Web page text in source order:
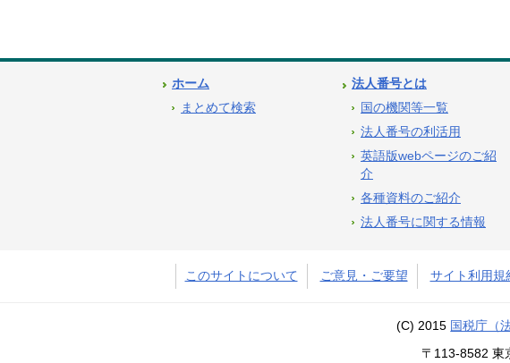
ホーム
まとめて検索
法人番号とは
国の機関等一覧
法人番号の利活用
英語版webページのご紹
介
各種資料のご紹介
法人番号に関する情報
このサイトについて ご意見・ご要望 サイト利用規
(C) 2015 国税庁（
〒113-8582 東